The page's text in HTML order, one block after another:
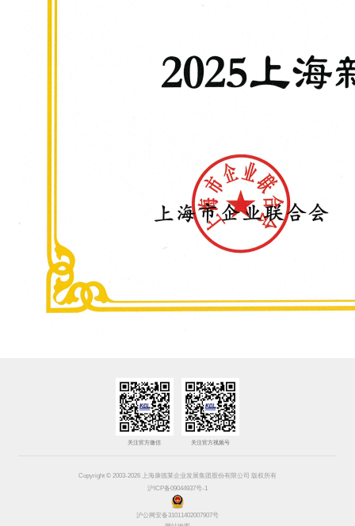
关注官方微信 关注官方视频号
Copyright © 2003-2026 上海康德莱企业发展集团股份有限公司 版权所有
沪ICP备09044937号-1
沪公网安备31011402007907号